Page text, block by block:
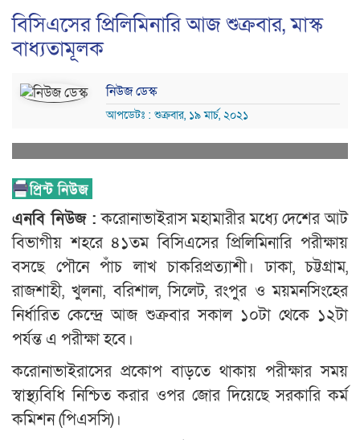
বিসিএসের প্রিলিমিনারি আজ শুক্রবার, মাস্ক
বাধ্যতামূলক
নিউজ ডেস্ক
আপডেটঃ : শুক্রবার, ১৯ মার্চ, ২০২১
এনবি নিউজ : করোনাভাইরাস মহামারীর মধ্যে দেশের আট
বিভাগীয় শহরে ৪১তম বিসিএসের প্রিলিমিনারি পরীক্ষায়
বসছে পৌনে পাঁচ লাখ চাকরিপ্রত্যাশী। ঢাকা, চট্টগ্রাম,
রাজশাহী, খুলনা, বরিশাল, সিলেট, রংপুর ও ময়মনসিংহের
নির্ধারিত কেন্দ্রে আজ শুক্রবার সকাল ১০টা থেকে ১২টা
পর্যন্ত এ পরীক্ষা হবে।
করোনাভাইরাসের প্রকোপ বাড়তে থাকায় পরীক্ষার সময়
স্বাস্থ্যবিধি নিশ্চিত করার ওপর জোর দিয়েছে সরকারি কর্ম
কমিশন (পিএসসি)।